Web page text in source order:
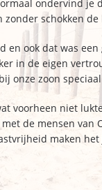
ondervind je
schokken
ook dat was
in de eigen
onze zoon
voorheen niet
de mensen van
maken